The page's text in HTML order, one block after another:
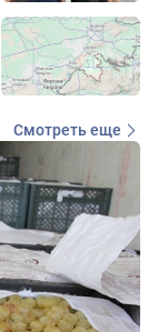
Смотреть еще